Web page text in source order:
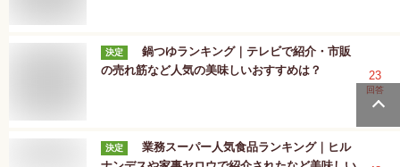
決定
鍋つゆランキング｜テレビで紹介・市販
の売れ筋など人気の美味しいおすすめは？
23
回答
決定
業務スーパー人気食品ランキング｜ヒル